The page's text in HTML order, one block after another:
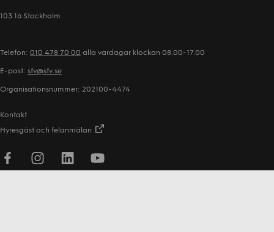
103 16 Stockholm
Telefon: 010 478 70 00 alla vardagar klockan 08.00-17.00
E-post: sfv@sfv.se
Organisationsnummer: 202100-4474
Kontakt
Hyresgäst och felanmälan